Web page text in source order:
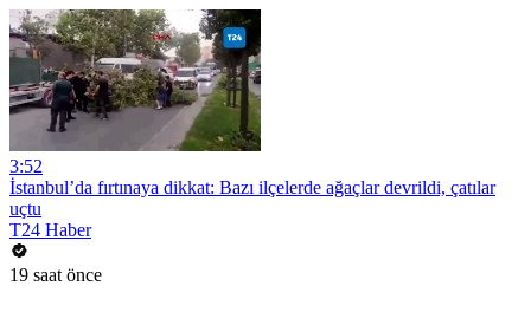
3:52
İstanbul’da fırtınaya dikkat: Bazı ilçelerde ağaçlar devrildi, çatılar
uçtu
T24 Haber
19 saat önce